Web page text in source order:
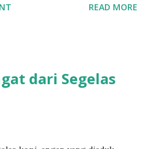
dituliskan. puisi menggigilREAD MORE
dari Segelas